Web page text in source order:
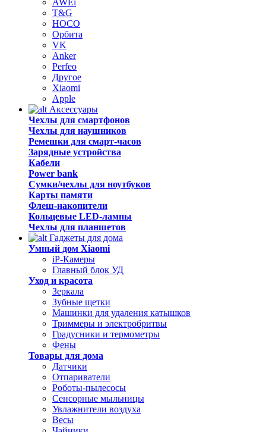
AWEi
T&G
HOCO
Орбита
VK
Anker
Perfeo
Другое
Xiaomi
Apple
Аксессуары
Чехлы для смартфонов
Чехлы для наушников
Ремешки для смарт-часов
Зарядные устройства
Кабели
Power bank
Сумки/чехлы для ноутбуков
Карты памяти
Флеш-накопители
Кольцевые LED-лампы
Чехлы для планшетов
Гаджеты для дома
Умный дом Xiaomi
iP-Камеры
Главный блок УД
Уход и красота
Зеркала
Зубные щетки
Машинки для удаления катышков
Триммеры и электробритвы
Градусники и термометры
Фены
Товары для дома
Датчики
Отпариватели
Роботы-пылесосы
Сенсорные мыльницы
Увлажнители воздуха
Весы